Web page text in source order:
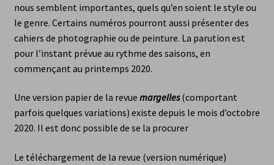
Livres
Lune cornée
Paola Niuska Quilici
Serge Airoldi
nous semblent importantes, quels qu’en soient le style ou
le genre. Certains numéros pourront aussi présenter des
cahiers de photographie ou de peinture. La parution est
pour l’instant prévue au rythme des saisons, en
commençant au printemps 2020.
Une version papier de la revue margelles(comportant
parfois quelques variations) existe depuis le mois d’octobre
2020. Il est donc possible de se la procurer
Le téléchargement de la revue (version numérique)